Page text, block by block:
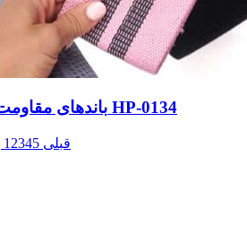
باندهای مقاومت سفارشی HP-0134
<قبلی 1 2345